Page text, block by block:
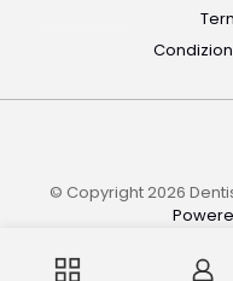
© Copyright 2026